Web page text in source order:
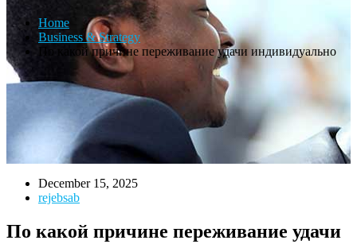
Home
Business & Strategy
По какой причине переживание удачи индивидуально
December 15, 2025
rejebsab
По какой причине переживание удачи